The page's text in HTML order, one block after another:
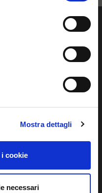
Mostra dettagli
cookie
necessari
con sede a Treviso, nato
Policy